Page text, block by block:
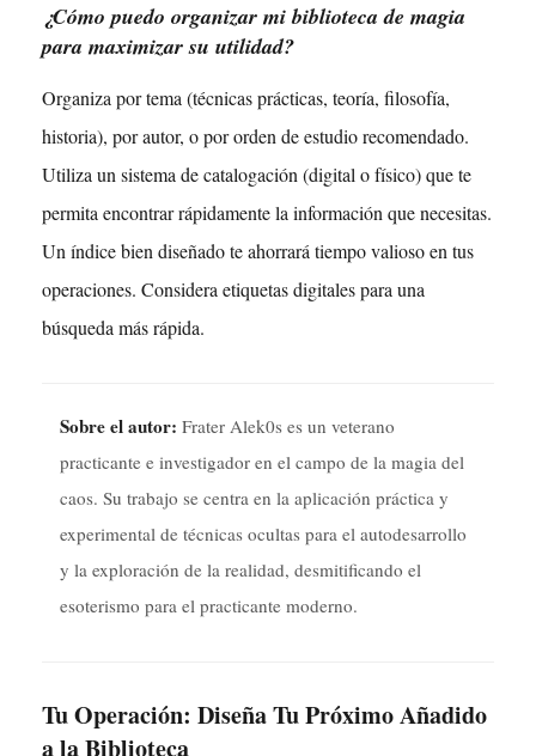
¿Cómo puedo organizar mi biblioteca de magia
para maximizar su utilidad?
Organiza por tema (técnicas prácticas, teoría, filosofía,
historia), por autor, o por orden de estudio recomendado.
Utiliza un sistema de catalogación (digital o físico) que te
permita encontrar rápidamente la información que necesitas.
Un índice bien diseñado te ahorrará tiempo valioso en tus
operaciones. Considera etiquetas digitales para una
búsqueda más rápida.
Sobre el autor: Frater Alek0s es un veterano
practicante e investigador en el campo de la magia del
caos. Su trabajo se centra en la aplicación práctica y
experimental de técnicas ocultas para el autodesarrollo
y la exploración de la realidad, desmitificando el
esoterismo para el practicante moderno.
Tu Operación: Diseña Tu Próximo Añadido
a la Biblioteca